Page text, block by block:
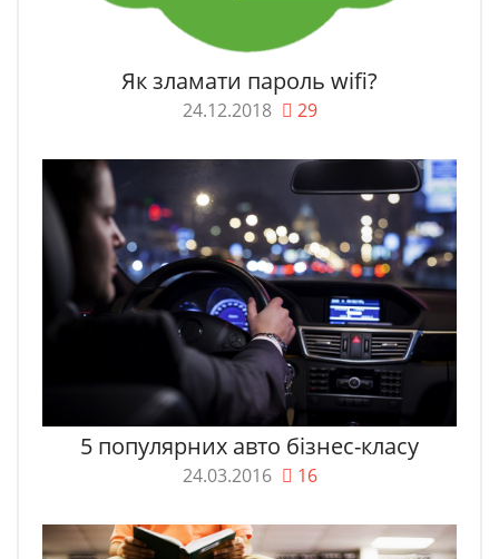
Як зламати пароль wifi?
24.12.2018 29
5 популярних авто бізнес-класу
24.03.2016 16